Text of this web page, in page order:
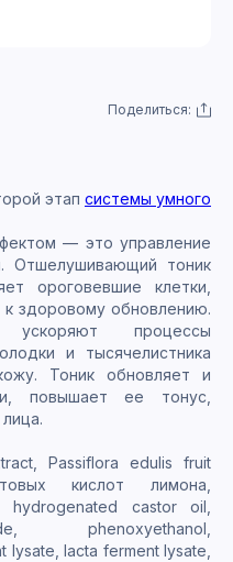
Поделиться:
этап системы умного
— это управление
Отшелушивающий тоник
ороговевшие клетки,
здоровому обновлению.
ускоряют процессы
и тысячелистника
Тоник обновляет и
повышает ее тонус,
Passiflora edulis fruit
кислот лимона,
castor oil,
phenoxyethanol,
lacta ferment lysate,